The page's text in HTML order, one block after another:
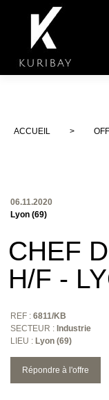
ACCUEIL >
06.11.2020
Lyon (69)
CHEF
H/F -
REF : 6811/KB
SECTEUR : Industrie
LIEU : Lyon (69)
Répondre à l'offre